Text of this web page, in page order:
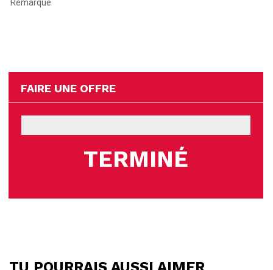
Remarque
FAIRE UNE OFFRE
TERMINÉ